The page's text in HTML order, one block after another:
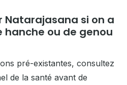
si on a
hanche ou de genou
pré-existantes, consultez
de la santé avant de